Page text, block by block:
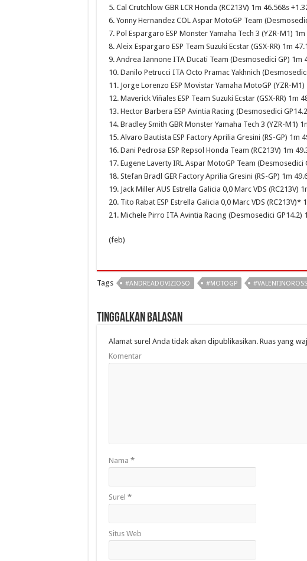
5. Cal Crutchlow GBR LCR Honda (RC213V) 1m 46.568s
6. Yonny Hernandez COL Aspar MotoGP Team
7. Pol Espargaro ESP Monster Yamaha Tech 3 (YZR-M1)
8. Aleix Espargaro ESP Team Suzuki Ecstar (GSX-RR) 1m
9. Andrea Iannone ITA Ducati Team (Desmosedici GP) 1m
10. Danilo Petrucci ITA Octo Pramac Yakhnich
11. Jorge Lorenzo ESP Movistar Yamaha MotoGP (YZR-
12. Maverick Viñales ESP Team Suzuki Ecstar (GSX-RR) 1m
13. Hector Barbera ESP Avintia Racing (Desmosedici
14. Bradley Smith GBR Monster Yamaha Tech 3 (YZR-M1)
15. Alvaro Bautista ESP Factory Aprilia Gresini (RS-GP) 1m
16. Dani Pedrosa ESP Repsol Honda Team (RC213V) 1m
17. Eugene Laverty IRL Aspar MotoGP Team (Desmosedici
18. Stefan Bradl GER Factory Aprilia Gresini (RS-GP) 1m
19. Jack Miller AUS Estrella Galicia 0,0 Marc VDS (RC213V)
20. Tito Rabat ESP Estrella Galicia 0,0 Marc VDS (RC213V)*
21. Michele Pirro ITA Avintia Racing (Desmosedici GP14.2)
(feb)
Tags #ANDREADOVIZIOSO #MOTOGP
Tinggalkan Balasan
Alamat surel Anda tidak akan dipublikasikan.Ruas yang
Komentar
Nama *
Surel *
Situs Web